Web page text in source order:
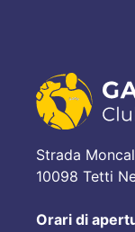
Strada
10098 Tetti
Orari di